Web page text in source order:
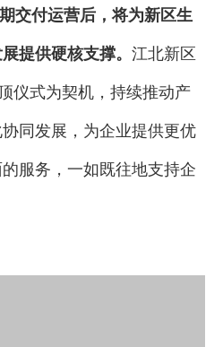
交付运营后，将为新区生
提供硬核支撑。 江北新区
仪式为契机，持续推动产
同发展，为企业提供更优
服务，一如既往地支持企